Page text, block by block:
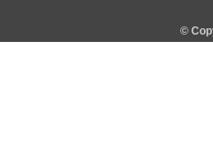
©